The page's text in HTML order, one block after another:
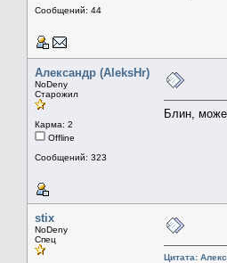
Сообщений: 44
Александр (AleksHr)
NoDeny
Старожил
Карма: 2
Offline
Сообщений: 323
Блин,
stix
NoDeny
Спец
Цитата: